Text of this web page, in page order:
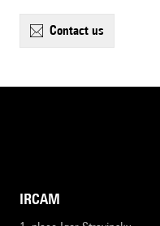
contact us
IRCAM